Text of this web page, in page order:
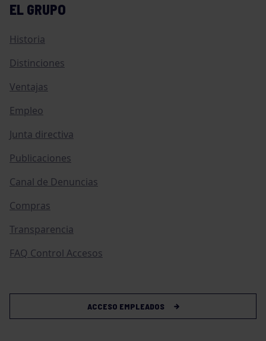
EL GRUPO
Historia
Distinciones
Ventajas
Empleo
Junta directiva
Publicaciones
Canal de Denuncias
Compras
Transparencia
FAQ Control Accesos
ACCESO EMPLEADOS